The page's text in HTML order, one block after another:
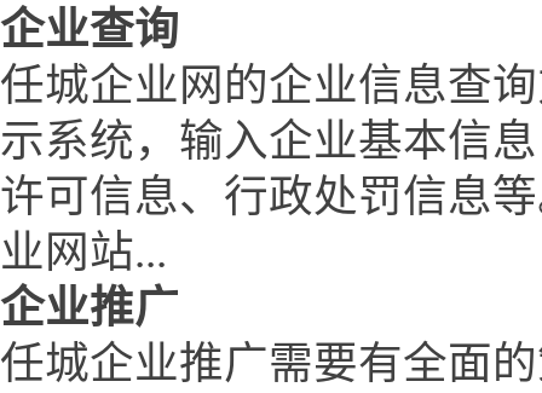
企业查询
任城企业网的企业信息查
示系统，输入企业基本信
许可信息、行政处罚信息
业网站...
企业推广
任城企业推广需要有全面